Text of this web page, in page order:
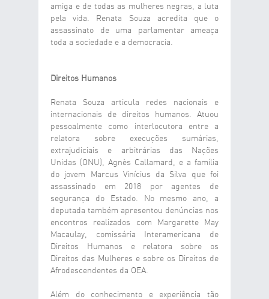
amiga e de todas as mulheres negras, a luta
pela vida. Renata Souza acredita que o
assassinato de uma parlamentar ameaça
toda a sociedade e a democracia.
Direitos Humanos
Renata Souza articula redes nacionais e
internacionais de direitos humanos. Atuou
pessoalmente como interlocutora entre a
relatora sobre execuções sumárias,
extrajudiciais e arbitrárias das Nações
Unidas (ONU), Agnès Callamard, e a família
do jovem Marcus Vinícius da Silva que foi
assassinado em 2018 por agentes de
segurança do Estado. No mesmo ano, a
deputada também apresentou denúncias nos
encontros realizados com Margarette May
Macaulay, comissária Interamericana de
Direitos Humanos e relatora sobre os
Direitos das Mulheres e sobre os Direitos de
Afrodescendentes da OEA.
Além do conhecimento e experiência tão